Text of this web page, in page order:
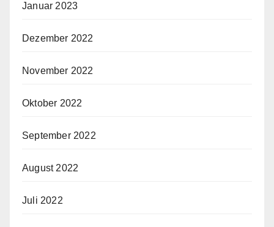
Januar 2023
Dezember 2022
November 2022
Oktober 2022
September 2022
August 2022
Juli 2022